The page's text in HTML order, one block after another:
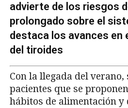
advierte de los riesgos
prolongado sobre el
destaca los avances en
del tiroides
Con la llegada del verano,
pacientes que se
hábitos de alimentación y